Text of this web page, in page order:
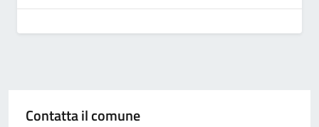
Contatta il comune